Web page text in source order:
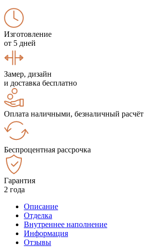
Изготовление
от 5 дней
Замер, дизайн
и доставка бесплатно
Оплата наличными, безналичный расчёт
Беспроцентная рассрочка
Гарантия
2 года
Описание
Отделка
Внутреннее наполнение
Информация
Отзывы